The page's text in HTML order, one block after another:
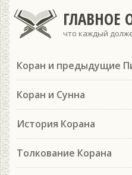
ГЛАВНОЕ
что каждый
Коран и предыдущие
Коран и Сунна
История Корана
Толкование Корана